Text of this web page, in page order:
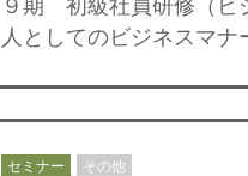
９期 初級社員研修（ビ
人としてのビジネスマ
セミナー その他